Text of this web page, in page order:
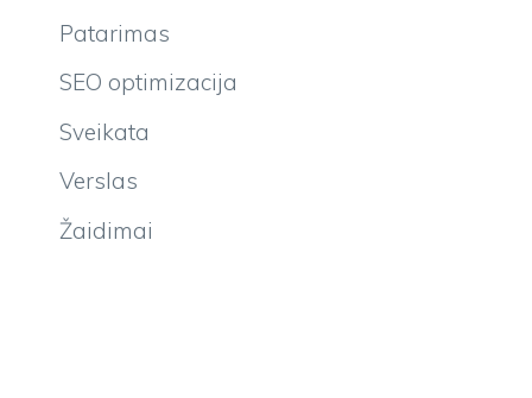
Patarimas
SEO optimizacija
Sveikata
Verslas
Žaidimai